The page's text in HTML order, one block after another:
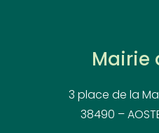
Mairie
3 place de la
38490 –